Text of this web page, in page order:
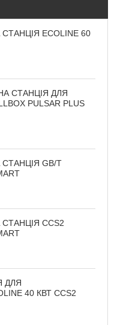
ECOLINE 60
СТАНЦІЯ ДЛЯ
PULSAR PLUS
GB/T
CCS2
ДЛЯ
40 КВТ CCS2